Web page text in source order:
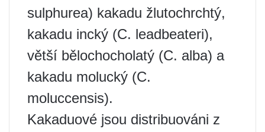
sulphurea) kakadu žlutochrchtý,
kakadu incký (C. leadbeateri),
větší bělochocholatý (C. alba) a
kakadu molucký (C.
moluccensis).
Kakaduové jsou distribuováni z